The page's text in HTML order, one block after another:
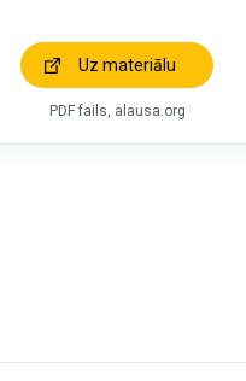
Uz materiālu
PDF fails, alausa.org